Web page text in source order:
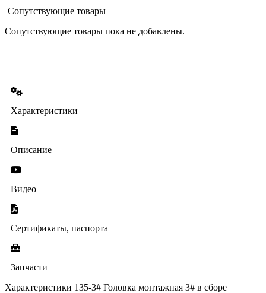
Сопутствующие товары
Сопутствующие товары пока не добавлены.
Характеристики
Описание
Видео
Сертификаты, паспорта
Запчасти
Характеристики 135-3# Головка монтажная 3# в сборе